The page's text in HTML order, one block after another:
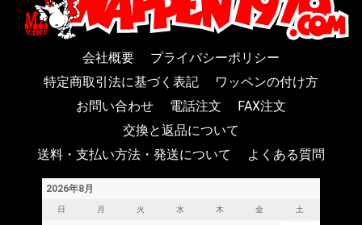
会社概要
プライバシーポリシー
特定商取引法に基づく表記
ワッペンの付け方
お問い合わせ
電話注文
FAX注文
交換と返品について
送料・支払い方法・発送について
よくある質問
2026年8月
日 月 火 水 木 金 土